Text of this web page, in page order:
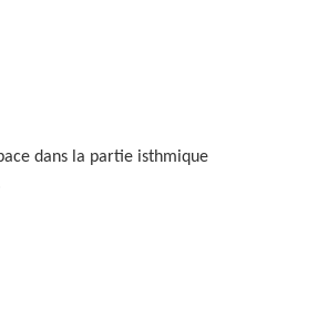
dans la partie isthmique